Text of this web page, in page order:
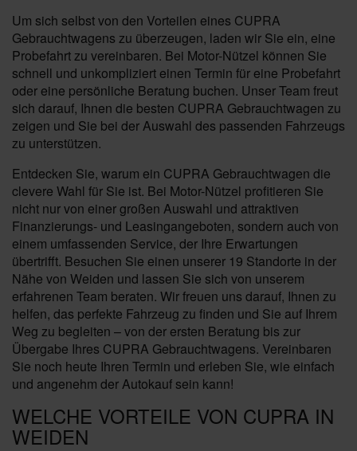
Um sich selbst von den Vorteilen eines CUPRA
Gebrauchtwagens zu überzeugen, laden wir Sie ein, eine
Probefahrt zu vereinbaren. Bei Motor-Nützel können Sie
schnell und unkompliziert einen Termin für eine Probefahrt
oder eine persönliche Beratung buchen. Unser Team freut
sich darauf, Ihnen die besten CUPRA Gebrauchtwagen zu
zeigen und Sie bei der Auswahl des passenden Fahrzeugs
zu unterstützen.
Entdecken Sie, warum ein CUPRA Gebrauchtwagen die
clevere Wahl für Sie ist. Bei Motor-Nützel profitieren Sie
nicht nur von einer großen Auswahl und attraktiven
Finanzierungs- und Leasingangeboten, sondern auch von
einem umfassenden Service, der Ihre Erwartungen
übertrifft. Besuchen Sie einen unserer 19 Standorte in der
Nähe von Weiden und lassen Sie sich von unserem
erfahrenen Team beraten. Wir freuen uns darauf, Ihnen zu
helfen, das perfekte Fahrzeug zu finden und Sie auf Ihrem
Weg zu begleiten – von der ersten Beratung bis zur
Übergabe Ihres CUPRA Gebrauchtwagens. Vereinbaren
Sie noch heute Ihren Termin und erleben Sie, wie einfach
und angenehm der Autokauf sein kann!
WELCHE VORTEILE VON CUPRA IN
WEIDEN